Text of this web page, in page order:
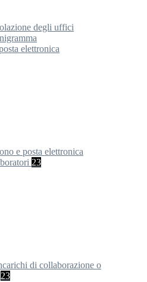
degli uffici
elettronica
e posta elettronica
23
di collaborazione o
23